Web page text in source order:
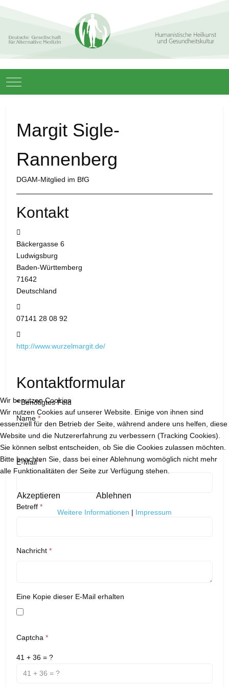
Mobile Menu Toggle
Margit Sigle-
Rannenberg
DGAM-Mitglied im BfG
Kontakt
Bäckergasse 6
Ludwigsburg
Baden-Württemberg
71642
Deutschland
07141 28 08 92
http://www.wurzelmargit.de/
Kontaktformular
*Benötigtes Feld
Name *
E-Mail*
Betreff *
Nachricht *
Eine Kopie dieser E-Mail erhalten
Captcha *
41 + 36 = ?
Wir benutzen Cookies
Wir nutzen Cookies auf unserer Website. Einige von ihnen sind
essenziell für den Betrieb der Seite, während andere uns helfen, diese
Website und die Nutzererfahrung zu verbessern (Tracking Cookies).
Sie können selbst entscheiden, ob Sie die Cookies zulassen möchten.
Bitte beachten Sie, dass bei einer Ablehnung womöglich nicht mehr
alle Funktionalitäten der Seite zur Verfügung stehen.
Akzeptieren Ablehnen
Weitere Informationen | Impressum